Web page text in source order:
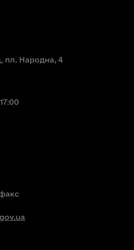
пл. Народна, 4